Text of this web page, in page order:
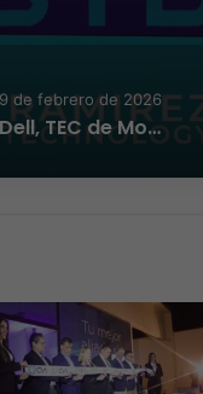
9 de febrero de 2026
Dell, TEC de Monterrey, Computer Aid, Fundación Equinix y el Gobierno de Zapopan transforman comunidades